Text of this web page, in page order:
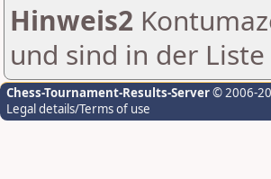
Hinweis2
und sind in der
Chess-Tournament-Results-Server© 2006-
Legal details/Terms of use